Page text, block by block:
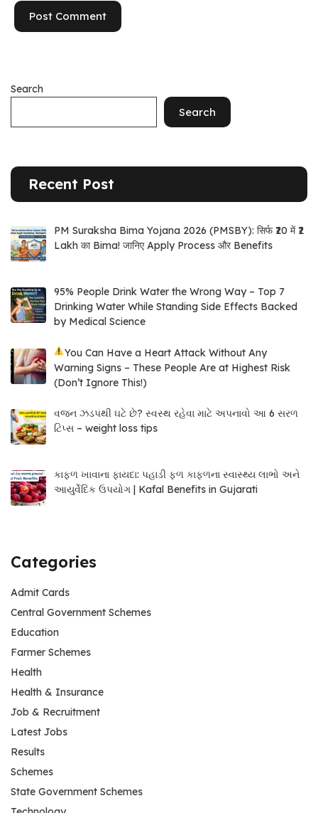
Search
Search
Recent Post
PM Suraksha Bima Yojana 2026 (PMSBY): सिर्फ ₹20 में ₹2
Lakh का Bima! जानिए Apply Process और Benefits
95% People Drink Water the Wrong Way – Top 7
Drinking Water While Standing Side Effects Backed
by Medical Science
You Can Have a Heart Attack Without Any
Warning Signs – These People Are at Highest Risk
(Don’t Ignore This!)
વજન ઝડપથી ઘટે છે? સ્વસ્થ રહેવા માટે અપનાવો આ 6 સરળ
ટિપ્સ – weight loss tips
કાફળ ખાવાના ફાયદા: પહાડી ફળ કાફળના સ્વાસ્થ્ય લાભો અને
આયુર્વેદિક ઉપયોગ | Kafal Benefits in Gujarati
Categories
Admit Cards
Central Government Schemes
Education
Farmer Schemes
Health
Health & Insurance
Job & Recruitment
Latest Jobs
Results
Schemes
State Government Schemes